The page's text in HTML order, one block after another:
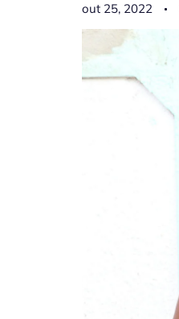
out 25, 2022